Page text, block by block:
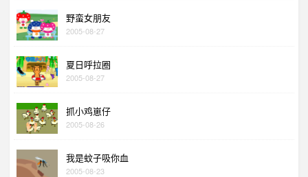
野蛮女朋友
2005-08-27
夏日呼拉圈
2005-08-27
抓小鸡崽仔
2005-08-26
我是蚊子吸你血
2005-08-23